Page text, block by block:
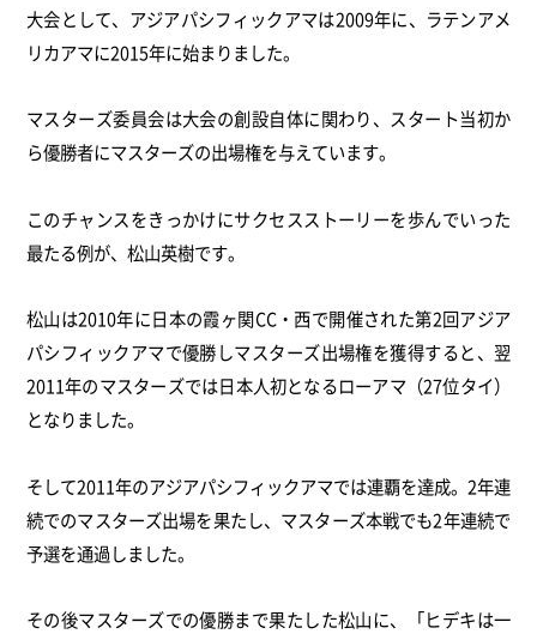
大会として、アジアパシフィックアマは2009年に、ラテンアメ
リカアマに2015年に始まりました。
マスターズ委員会は大会の創設自体に関わり、スタート当初か
ら優勝者にマスターズの出場権を与えています。
このチャンスをきっかけにサクセスストーリーを歩んでいった
最たる例が、松山英樹です。
松山は2010年に日本の霞ヶ関CC・西で開催された第2回アジア
パシフィックアマで優勝しマスターズ出場権を獲得すると、翌
2011年のマスターズでは日本人初となるローアマ（27位タイ）
となりました。
そして2011年のアジアパシフィックアマでは連覇を達成。2年連
続でのマスターズ出場を果たし、マスターズ本戦でも2年連続で
予選を通過しました。
その後マスターズでの優勝まで果たした松山に、「ヒデキは一